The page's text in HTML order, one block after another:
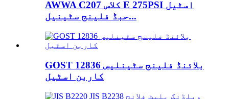
AWWA C207 کلاس E 275PSI اسٹیل
حبڈ فلینج سٹینیل...
GOST 12836 بلائنڈ فلینج سٹینلیس
کاربن اسٹیل